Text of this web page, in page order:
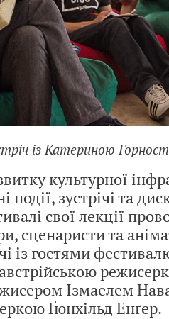
із Катериною
культурної
події, зустрічі та
свої лекції
сценаристи та
із гостями
австрійською
Ізмаелем
Ґюнхільд Енґер.